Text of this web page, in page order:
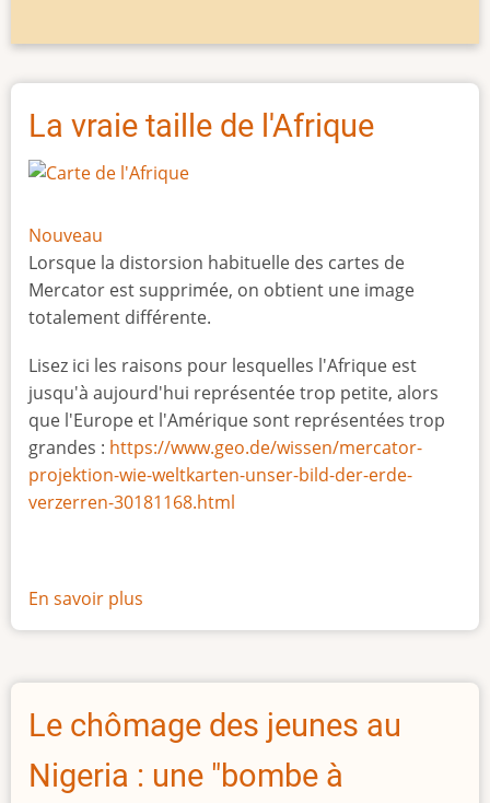
La vraie taille de l'Afrique
Nouveau
Lorsque la distorsion habituelle des cartes de
Mercator est supprimée, on obtient une image
totalement différente.
Lisez ici les raisons pour lesquelles l'Afrique est
jusqu'à aujourd'hui représentée trop petite, alors
que l'Europe et l'Amérique sont représentées trop
grandes : https://www.geo.de/wissen/mercator-
projektion-wie-weltkarten-unser-bild-der-erde-
verzerren-30181168.html
En savoir plus
La
taille
l'Afrique
Le chômage des jeunes au
Nigeria : une "bombe à